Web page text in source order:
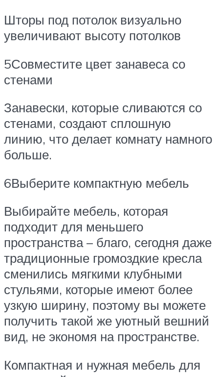
Шторы под потолок визуально
увеличивают высоту потолков
5Совместите цвет занавеса со
стенами
Занавески, которые сливаются со
стенами, создают сплошную
линию, что делает комнату намного
больше.
6Выберите компактную мебель
Выбирайте мебель, которая
подходит для меньшего
пространства – благо, сегодня даже
традиционные громоздкие кресла
сменились мягкими клубными
стульями, которые имеют более
узкую ширину, поэтому вы можете
получить такой же уютный вешний
вид, не экономя на пространстве.
Компактная и нужная мебель для